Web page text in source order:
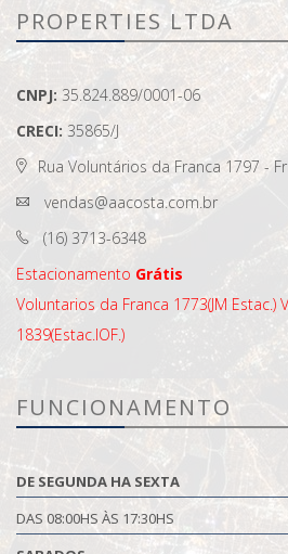
PROPERTIES LTDA
CNPJ: 35.824.889/0001-06
CRECI: 35865/J
Rua Voluntários da Franca 1797 -
vendas@aacosta.com.br
(16) 3713-6348
Estacionamento Grátis
Voluntarios da Franca 1773(JM Estac.)
1839(Estac.IOF.)
FUNCIONAMENTO
DE SEGUNDA HA SEXTA
DAS 08:00HS ÀS 17:30HS